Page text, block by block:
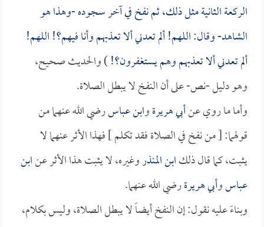
الركعة الثانية مثل ذلك، ثم نفخ في آخر سجوده -وهذا هو
الشاهد- وقال: اللهم! ألم تعدني ألا تعذبهم وأنا فيهم؟! اللهم!
ألم تعدني ألا تعذبهم وهم يستغفرون؟!) والحديث صحيح،
وهو دليل -نص- على أن النفخ لا يبطل الصلاة.
وأما ما روي عنأبي هريرةوابن عباسرضي الله عنهما من
قولهما: [ من نفخ في الصلاة فقد تكلم ] فهذا الأثر عنهما لا
يثبت، كما قال ذلكابن المنذروغيره، لا يثبت هذا الأثر عنابن
عباسوأبي هريرةرضي الله عنهما.
وبناءً عليه نقول: إن النفخ أيضاً لا يبطل الصلاة، وليس بكلام،